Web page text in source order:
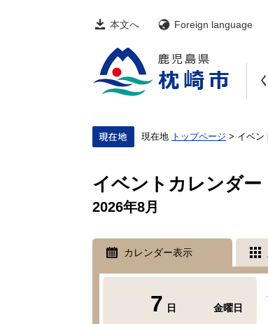
本文へ Foreign language
現在地 トップページ > イベン
イベントカレンダー
2026年8月
カレンダー表示
7 日 金曜日